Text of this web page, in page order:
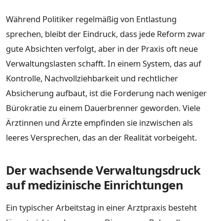
Während Politiker regelmäßig von Entlastung
sprechen, bleibt der Eindruck, dass jede Reform zwar
gute Absichten verfolgt, aber in der Praxis oft neue
Verwaltungslasten schafft. In einem System, das auf
Kontrolle, Nachvollziehbarkeit und rechtlicher
Absicherung aufbaut, ist die Forderung nach weniger
Bürokratie zu einem Dauerbrenner geworden. Viele
Ärztinnen und Ärzte empfinden sie inzwischen als
leeres Versprechen, das an der Realität vorbeigeht.
Der wachsende Verwaltungsdruck
auf medizinische Einrichtungen
Ein typischer Arbeitstag in einer Arztpraxis besteht